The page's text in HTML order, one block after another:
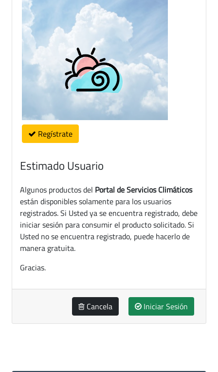
Regístrate
Estimado Usuario
Algunos productos del Portal de Servicios Climáticos
están disponibles solamente para los usuarios
registrados. Si Usted ya se encuentra registrado, debe
iniciar sesión para consumir el producto solicitado. Si
Usted no se encuentra registrado, puede hacerlo de
manera gratuita.
Gracias.
Cancela Iniciar Sesión